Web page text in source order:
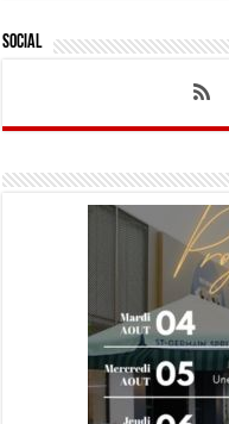
Social